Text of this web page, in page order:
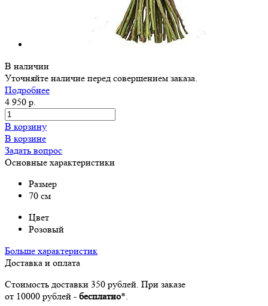
В наличии
Уточняйте наличие перед совершением заказа.
Подробнее
4 950 р.
В корзину
В корзине
Задать вопрос
Основные характеристики
Размер
70 см
Цвет
Розовый
Больше характеристик
Доставка и оплата
Стоимость доставки 350 рублей. При заказе
от 10000 рублей - бесплатно*.